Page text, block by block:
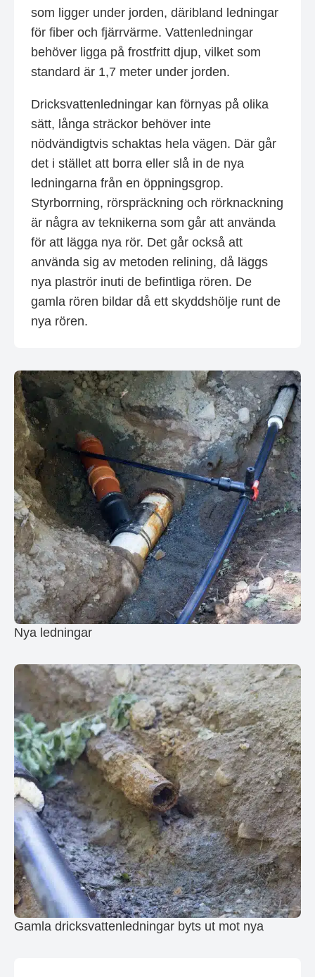
som ligger under jorden, däribland ledningar
för fiber och fjärrvärme. Vattenledningar
behöver ligga på frostfritt djup, vilket som
standard är 1,7 meter under jorden.
Dricksvattenledningar kan förnyas på olika
sätt, långa sträckor behöver inte
nödvändigtvis schaktas hela vägen. Där går
det i stället att borra eller slå in de nya
ledningarna från en öppningsgrop.
Styrborrning, rörspräckning och rörknackning
är några av teknikerna som går att använda
för att lägga nya rör. Det går också att
använda sig av metoden relining, då läggs
nya plaströr inuti de befintliga rören. De
gamla rören bildar då ett skyddshölje runt de
nya rören.
Nya ledningar
Gamla dricksvattenledningar byts ut mot nya